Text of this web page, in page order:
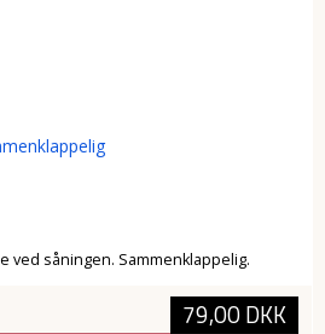
ved såningen. Sammenklappelig.
79,00 DKK